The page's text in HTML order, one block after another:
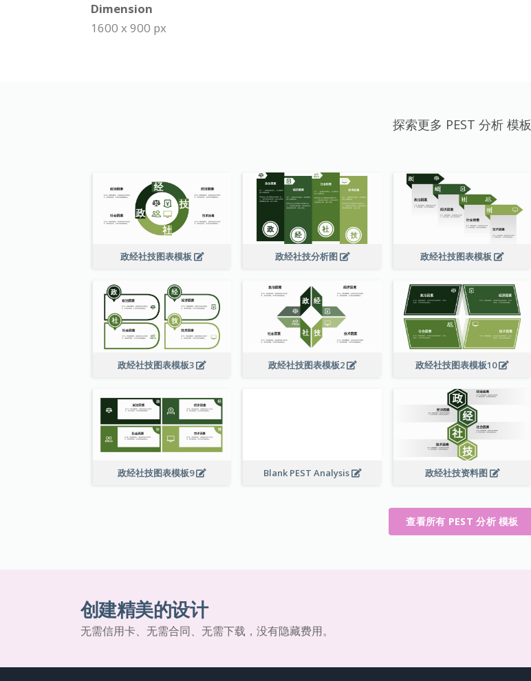
Dimension
1600 x 900 px
探索更多 PEST 分析 模板
政经社技图表模板 政经社技分析图 政经社技图表模板
政经社技图表模板3 政经社技图表模板2 政经社技图表模板10
政经社技图表模板9 Blank PEST Analysis 政经社技资料图
查看所有 PEST 分析 模板
创建精美的设计
无需信用卡、无需合同、无需下载，没有隐藏费用。